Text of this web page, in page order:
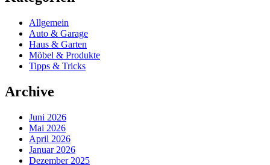
Allgemein
Auto & Garage
Haus & Garten
Möbel & Produkte
Tipps & Tricks
Archive
Juni 2026
Mai 2026
April 2026
Januar 2026
Dezember 2025